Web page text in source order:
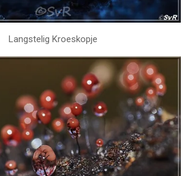
Langstelig Kroeskopje